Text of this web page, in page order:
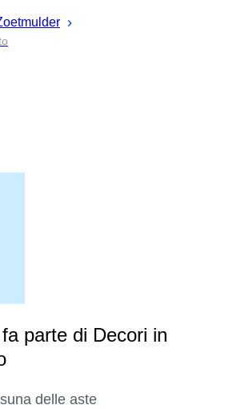
parte di Decori in
delle aste